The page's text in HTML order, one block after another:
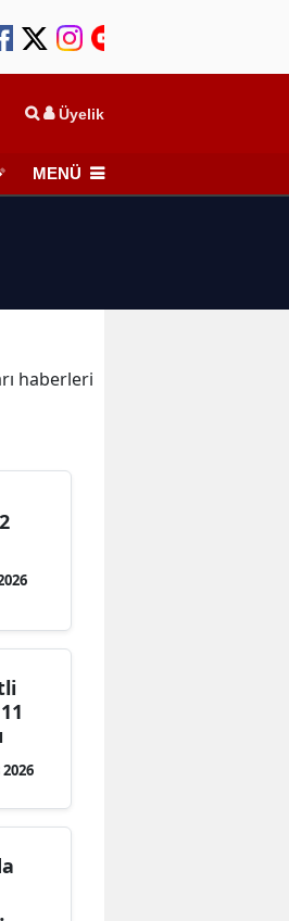
Üyelik
Köşe Yazarları
MENÜ
haberleri
2026